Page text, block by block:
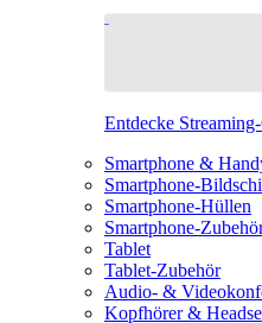
Entdecke
Smartphone &
Smartphone-
Smartphone-Hüllen
Smartphone-
Tablet
Tablet-Zubehör
Audio- &
Kopfhörer &